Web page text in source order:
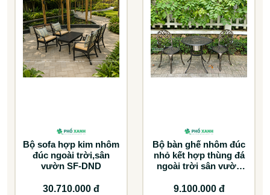
Bộ sofa hợp kim nhôm
đúc ngoài trời,sân
vườn SF-DND
30.710.000 đ
Bộ bàn ghế nhôm đúc
nhỏ kết hợp thùng đá
ngoài trời sân vườn
9.100.000 đ